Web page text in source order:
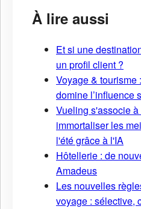
À lire aussi
Et si une
un profil client ?
Voyage &
domine l’influence
Vueling s'associe
immortaliser les
l'été grâce à l'IA
Hôtellerie : de
Amadeus
Les nouvelles
voyage : sélective,